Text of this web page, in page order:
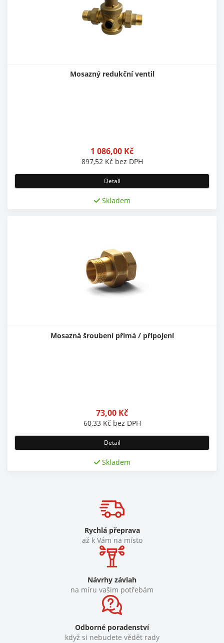
Mosazný redukční ventil
1 086,00 Kč
897,52 Kč bez DPH
Detail
Skladem
Mosazná šroubení přímá / připojení
73,00 Kč
60,33 Kč bez DPH
Detail
Skladem
Rychlá přeprava
až k Vám na místo
Návrhy závlah
na míru vašim potřebám
Odborné poradenství
když si nebudete vědět rady